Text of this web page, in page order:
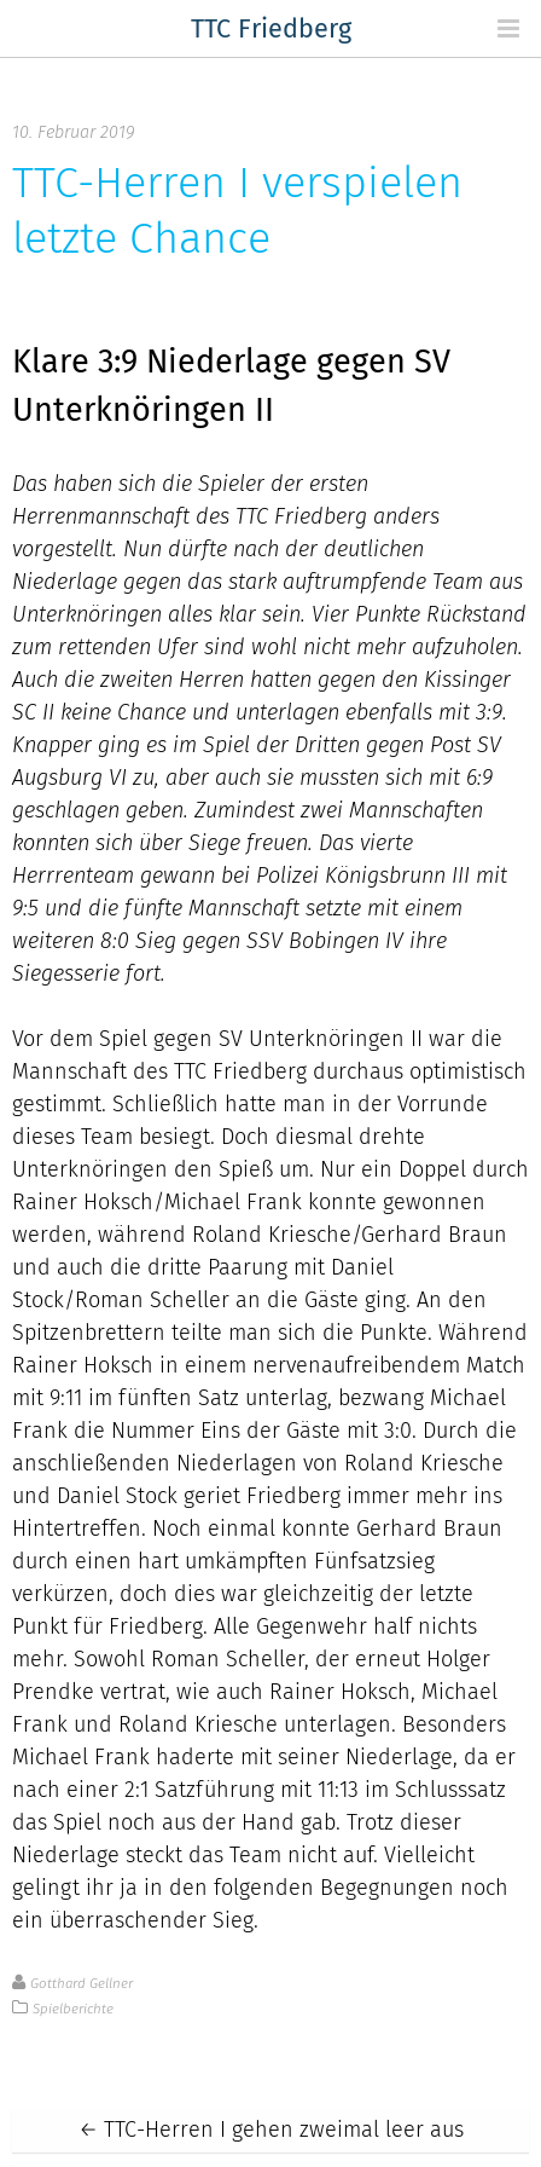
TTC Friedberg
10. Februar 2019
TTC-Herren I verspielen
letzte Chance
Klare 3:9 Niederlage gegen SV
Unterknöringen II
Das haben sich die Spieler der ersten
Herrenmannschaft des TTC Friedberg anders
vorgestellt. Nun dürfte nach der deutlichen
Niederlage gegen das stark auftrumpfende Team aus
Unterknöringen alles klar sein. Vier Punkte Rückstand
zum rettenden Ufer sind wohl nicht mehr aufzuholen.
Auch die zweiten Herren hatten gegen den Kissinger
SC II keine Chance und unterlagen ebenfalls mit 3:9.
Knapper ging es im Spiel der Dritten gegen Post SV
Augsburg VI zu, aber auch sie mussten sich mit 6:9
geschlagen geben. Zumindest zwei Mannschaften
konnten sich über Siege freuen. Das vierte
Herrrenteam gewann bei Polizei Königsbrunn III mit
9:5 und die fünfte Mannschaft setzte mit einem
weiteren 8:0 Sieg gegen SSV Bobingen IV ihre
Siegesserie fort.
Vor dem Spiel gegen SV Unterknöringen II war die
Mannschaft des TTC Friedberg durchaus optimistisch
gestimmt. Schließlich hatte man in der Vorrunde
dieses Team besiegt. Doch diesmal drehte
Unterknöringen den Spieß um. Nur ein Doppel durch
Rainer Hoksch/Michael Frank konnte gewonnen
werden, während Roland Kriesche/Gerhard Braun
und auch die dritte Paarung mit Daniel
Stock/Roman Scheller an die Gäste ging. An den
Spitzenbrettern teilte man sich die Punkte. Während
Rainer Hoksch in einem nervenaufreibendem Match
mit 9:11 im fünften Satz unterlag, bezwang Michael
Frank die Nummer Eins der Gäste mit 3:0. Durch die
anschließenden Niederlagen von Roland Kriesche
und Daniel Stock geriet Friedberg immer mehr ins
Hintertreffen. Noch einmal konnte Gerhard Braun
durch einen hart umkämpften Fünfsatzsieg
verkürzen, doch dies war gleichzeitig der letzte
Punkt für Friedberg. Alle Gegenwehr half nichts
mehr. Sowohl Roman Scheller, der erneut Holger
Prendke vertrat, wie auch Rainer Hoksch, Michael
Frank und Roland Kriesche unterlagen. Besonders
Michael Frank haderte mit seiner Niederlage, da er
nach einer 2:1 Satzführung mit 11:13 im Schlusssatz
das Spiel noch aus der Hand gab. Trotz dieser
Niederlage steckt das Team nicht auf. Vielleicht
gelingt ihr ja in den folgenden Begegnungen noch
ein überraschender Sieg.
Gotthard Gellner
Spielberichte
Post← TTC-Herren I gehen zweimal leer aus